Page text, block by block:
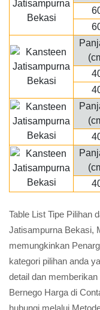
Table List Tipe Pilihan
Jatisampurna Bekasi,
memungkinkan
kategori pilihan anda
detail dan
Bernego Harga di
hubungi melalui